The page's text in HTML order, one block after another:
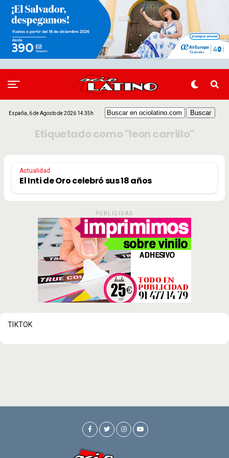
España, 6 de Agosto de 2026 14:35h
Etiquetado como "leon carrillo"
Actualidad
El Inti de Oro celebró sus 18 años
PUBLICIDAD
TIKTOK